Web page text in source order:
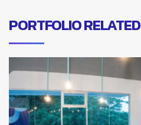
PORTFOLIO RELATED